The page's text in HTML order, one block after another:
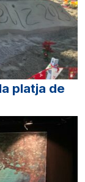
platja de